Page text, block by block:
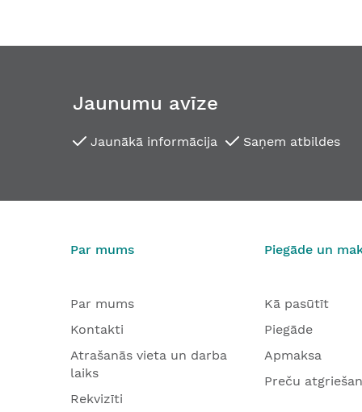
No 50,60 € No
Jaunumu avīze
Jaunākā informācija Saņem atbildes
Par mums
Par mums
Kontakti
Atrašanās vieta un darba
laiks
Rekvizīti
Piegāde un
Kā pasūtīt
Piegāde
Apmaksa
Preču